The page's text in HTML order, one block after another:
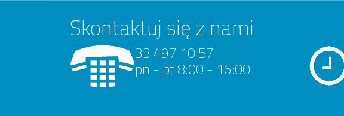
Skontaktuj się z nami
33 497 10 57
pn - pt 8:00 - 16:00